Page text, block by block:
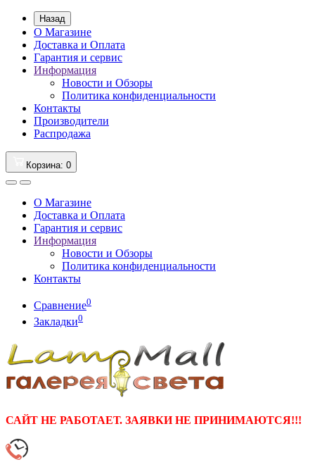
Назад
О Магазине
Доставка и Оплата
Гарантия и сервис
Информация
Новости и Обзоры
Политика конфиденциальности
Контакты
Производители
Распродажа
Корзина: 0
О Магазине
Доставка и Оплата
Гарантия и сервис
Информация
Новости и Обзоры
Политика конфиденциальности
Контакты
Сравнение0
Закладки0
САЙТ НЕ РАБОТАЕТ. ЗАЯВКИ НЕ ПРИНИМАЮТСЯ!!!